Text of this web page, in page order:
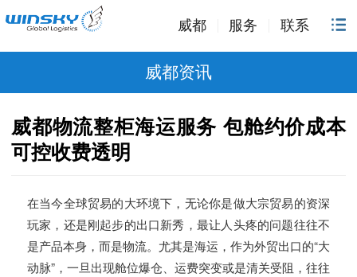
威都 服务 联系
威都资讯
威都物流整柜海运服务 包舱约价成本
可控收费透明
在当今全球贸易的大环境下，无论你是做大宗贸易的资深
玩家，还是刚起步的出口新秀，最让人头疼的问题往往不
是产品本身，而是物流。尤其是海运，作为外贸出口的“大
动脉”，一旦出现舱位爆仓、运费突变或是清关受阻，往往